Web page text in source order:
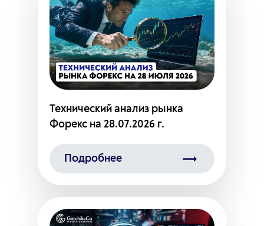
Технический анализ рынка
Форекс на 28.07.2026 г.
Подробнее